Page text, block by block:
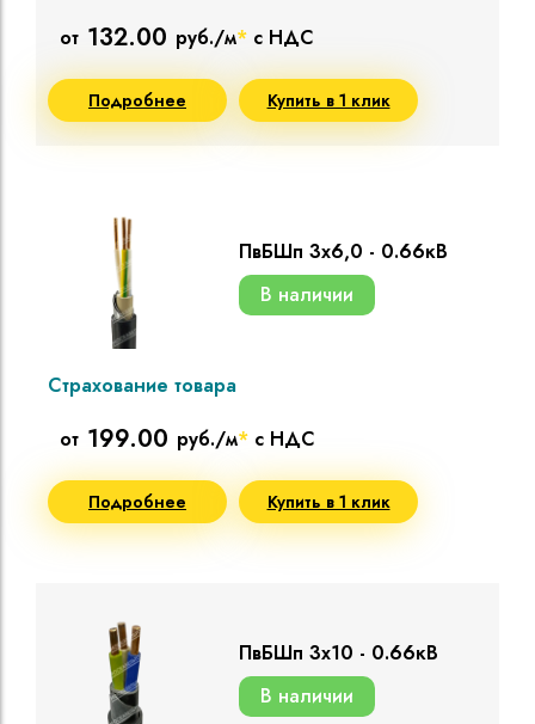
от 132.00 руб./м* с НДС
Подробнее Купить в 1 клик
ПвБШп 3х6,0 - 0.66кВ
В наличии
Страхование товара
от 199.00 руб./м* с НДС
Подробнее Купить в 1 клик
ПвБШп 3х10 - 0.66кВ
В наличии